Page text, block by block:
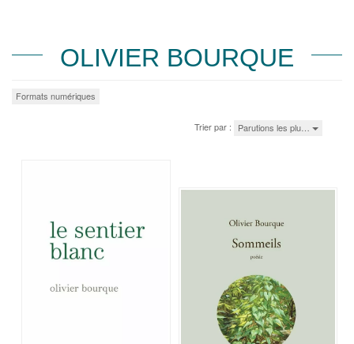
OLIVIER BOURQUE
Formats numériques
Trier par : Parutions les plu…